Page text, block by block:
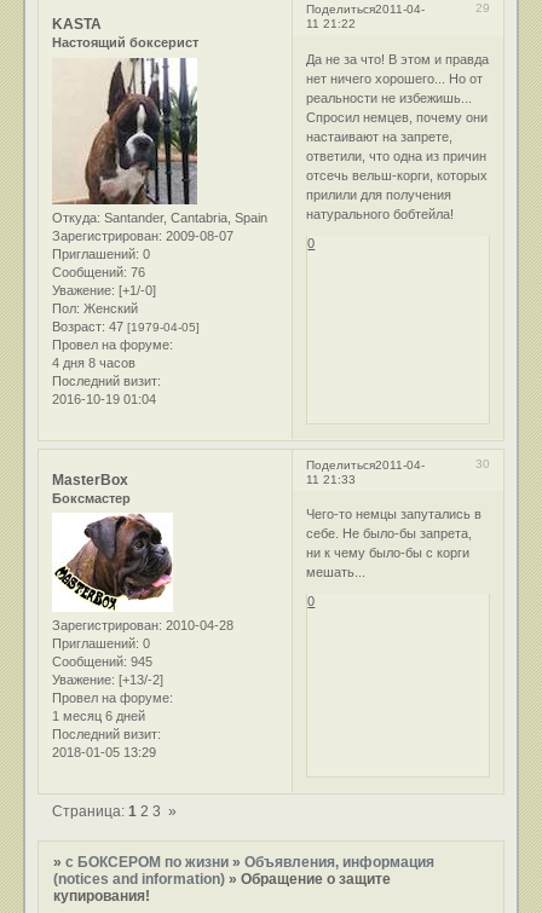
Поделиться 29
2011-04-
11 21:22
KASTA
Настоящий боксерист
Откуда: Santander, Cantabria, Spain
Зарегистрирован: 2009-08-07
Приглашений: 0
Сообщений: 76
Уважение: [+1/-0]
Пол: Женский
Возраст: 47[1979-04-05]
Провел на форуме:
4 дня 8 часов
Последний визит:
2016-10-19 01:04
Да не за что! В этом и правда
нет ничего хорошего... Но от
реальности не избежишь...
Спросил немцев, почему они
настаивают на запрете,
ответили, что одна из причин
отсечь вельш-корги, которых
прилили для получения
натурального бобтейла!
0
Поделиться 30
2011-04-
11 21:33
MasterBox
Боксмастер
Зарегистрирован: 2010-04-28
Приглашений: 0
Сообщений: 945
Уважение: [+13/-2]
Провел на форуме:
1 месяц 6 дней
Последний визит:
2018-01-05 13:29
Чего-то немцы запутались в
себе. Не было-бы запрета,
ни к чему было-бы с корги
мешать...
0
Страница:1 2 3 »
»с БОКСЕРОМ по жизни »Объявления, информация
(notices and information) »Обращение о защите
купирования!